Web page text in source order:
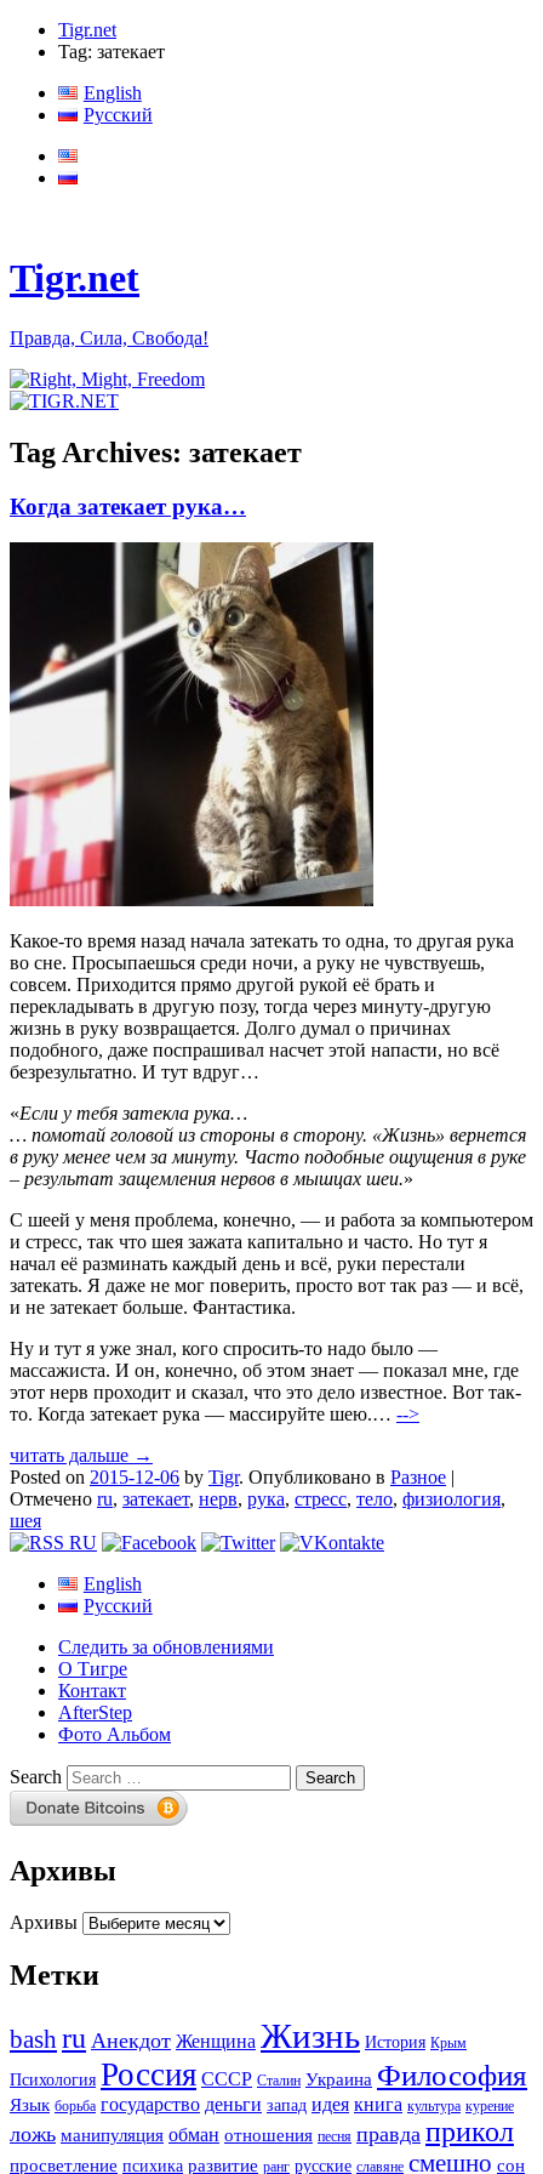
Tigr.net
Tag: затекает
English
Русский
Tigr.net
Правда, Сила, Свобода!
Tag Archives: затекает
Когда затекает рука…
Какое-то время назад начала затекать то одна, то другая рука
во сне. Просыпаешься среди ночи, а руку не чувствуешь,
совсем. Приходится прямо другой рукой её брать и
перекладывать в другую позу, тогда через минуту-другую
жизнь в руку возвращается. Долго думал о причинах
подобного, даже поспрашивал насчет этой напасти, но всё
безрезультатно. И тут вдруг…
«Если у тебя затекла рука…
… помотай головой из стороны в сторону. «Жизнь» вернется
в руку менее чем за минуту. Часто подобные ощущения в руке
– результат защемления нервов в мышцах шеи.»
С шеей у меня проблема, конечно, — и работа за компьютером
и стресс, так что шея зажата капитально и часто. Но тут я
начал её разминать каждый день и всё, руки перестали
затекать. Я даже не мог поверить, просто вот так раз — и всё,
и не затекает больше. Фантастика.
Ну и тут я уже знал, кого спросить-то надо было —
массажиста. И он, конечно, об этом знает — показал мне, где
этот нерв проходит и сказал, что это дело известное. Вот так-
то. Когда затекает рука — массируйте шею.… -->
читать дальше →
Posted on 2015-12-06 by Tigr. Опубликовано в Разное |
Отмечено ru, затекает, нерв, рука, стресс, тело, физиология,
шея
English
Русский
Следить за обновлениями
О Тигре
Контакт
AfterStep
Фото Альбом
Search
Архивы
Архивы
Метки
bashru Анекдот Женщина Жизнь История Крым
Психология Россия СССР Сталин Украина Философия
Язык борьба государство деньги запад идея книга культура курение
ложь манипуляция обман отношения песня правда прикол
просветление психика развитие ранг русские славяне смешно сон